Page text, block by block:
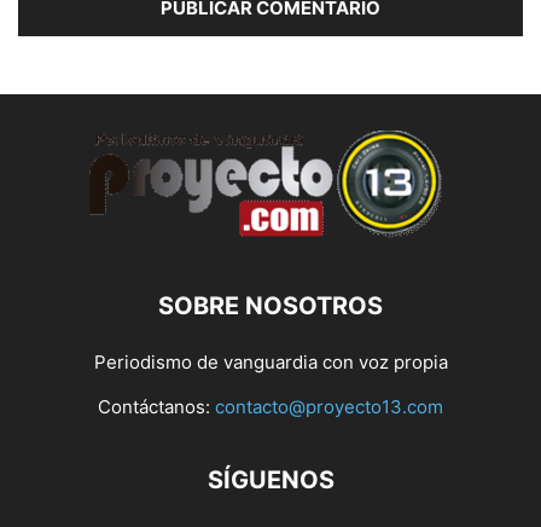
SOBRE NOSOTROS
Periodismo de vanguardia con voz propia
Contáctanos: contacto@proyecto13.com
SÍGUENOS